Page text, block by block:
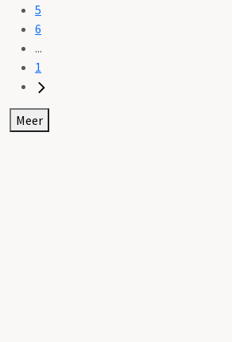
5
6
...
1
Meer